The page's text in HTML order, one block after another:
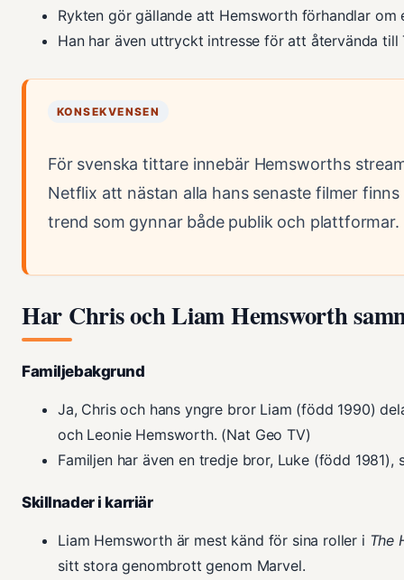
Rykten gör gällande att Hemsworth förhandlar
Han har även uttryckt intresse för att återvända
KONSEKVENSEN
För svenska tittare innebär Hemsworths
Netflix att nästan alla hans senaste filmer
trend som gynnar både publik och plattformar.
Har Chris och Liam Hemsworth
Familjebakgrund
Ja, Chris och hans yngre bror Liam (född 1990)
och Leonie Hemsworth. (Nat Geo TV)
Familjen har även en tredje bror, Luke (född 1981),
Skillnader i karriär
Liam Hemsworth är mest känd för sina roller i The
sitt stora genombrott genom Marvel.